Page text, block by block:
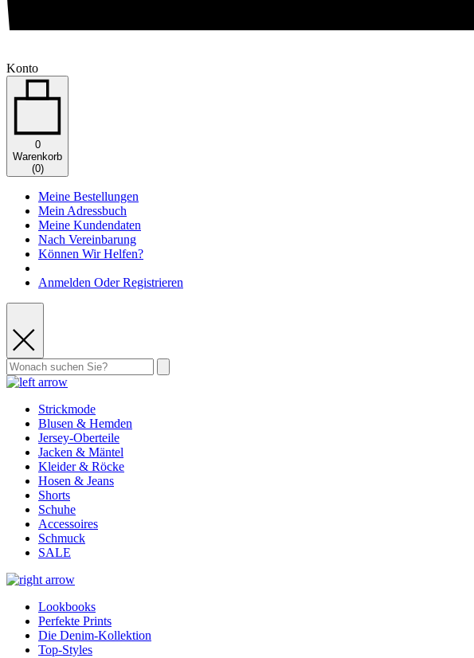
Konto
0
Warenkorb
(0)
Meine Bestellungen
Mein Adressbuch
Meine Kundendaten
Nach Vereinbarung
Können Wir Helfen?
Anmelden Oder Registrieren
Strickmode
Blusen & Hemden
Jersey-Oberteile
Jacken & Mäntel
Kleider & Röcke
Hosen & Jeans
Shorts
Schuhe
Accessoires
Schmuck
SALE
Lookbooks
Perfekte Prints
Die Denim-Kollektion
Top-Styles